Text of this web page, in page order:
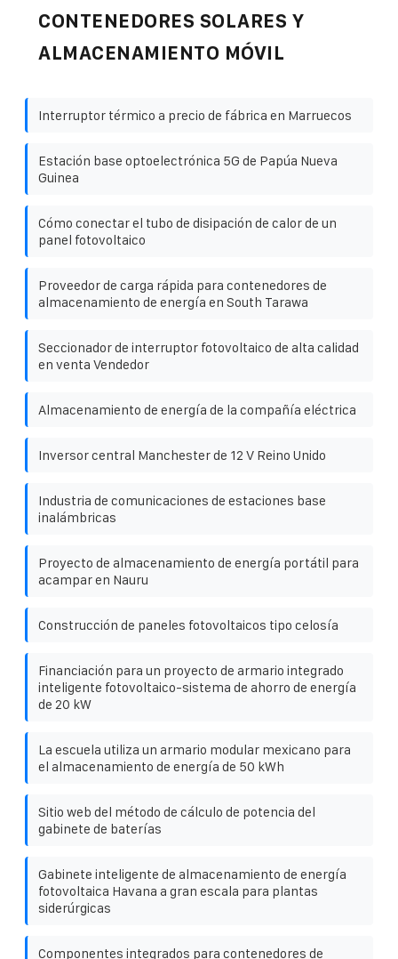
CONTENEDORES SOLARES Y
ALMACENAMIENTO MÓVIL
Interruptor térmico a precio de fábrica en Marruecos
Estación base optoelectrónica 5G de Papúa Nueva
Guinea
Cómo conectar el tubo de disipación de calor de un
panel fotovoltaico
Proveedor de carga rápida para contenedores de
almacenamiento de energía en South Tarawa
Seccionador de interruptor fotovoltaico de alta calidad
en venta Vendedor
Almacenamiento de energía de la compañía eléctrica
Inversor central Manchester de 12 V Reino Unido
Industria de comunicaciones de estaciones base
inalámbricas
Proyecto de almacenamiento de energía portátil para
acampar en Nauru
Construcción de paneles fotovoltaicos tipo celosía
Financiación para un proyecto de armario integrado
inteligente fotovoltaico-sistema de ahorro de energía
de 20 kW
La escuela utiliza un armario modular mexicano para
el almacenamiento de energía de 50 kWh
Sitio web del método de cálculo de potencia del
gabinete de baterías
Gabinete inteligente de almacenamiento de energía
fotovoltaica Havana a gran escala para plantas
siderúrgicas
Componentes integrados para contenedores de